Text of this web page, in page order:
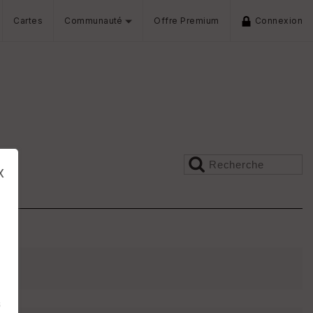
Cartes Communauté Offre Premium Connexion